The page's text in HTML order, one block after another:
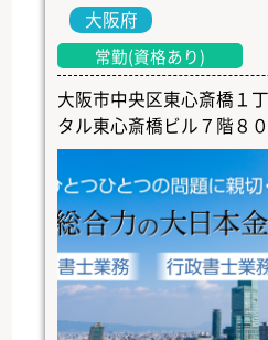
大阪府
常勤(資格あり)
大阪市中央区東心斎橋１
タル東心斎橋ビル７階８